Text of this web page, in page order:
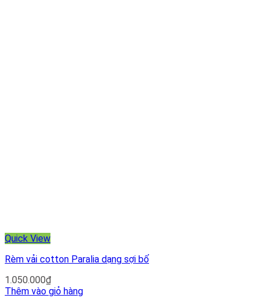
Quick View
Rèm vải cotton Paralia dạng sợi bố
1.050.000₫
Thêm vào giỏ hàng